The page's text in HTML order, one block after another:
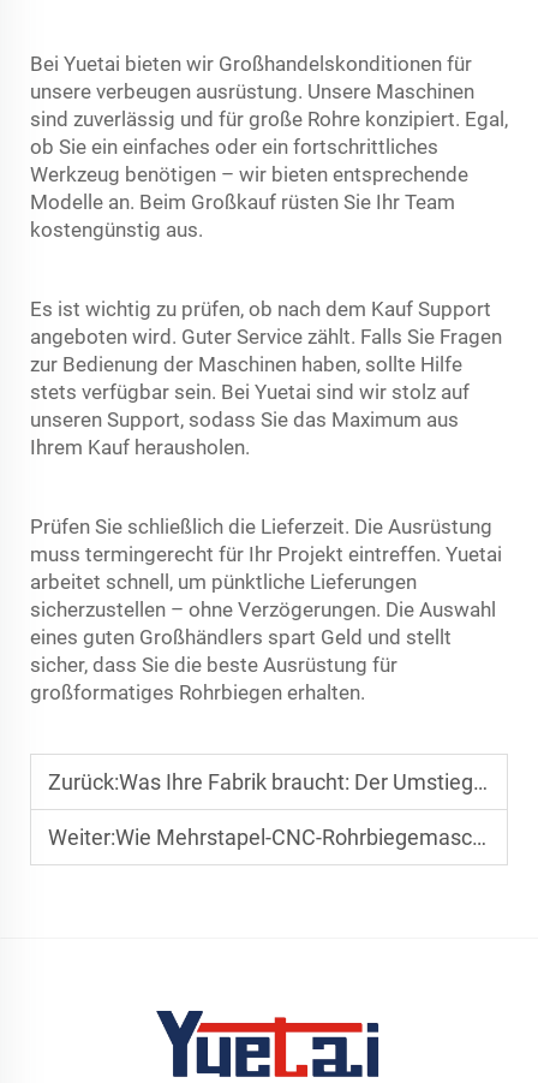
Bei Yuetai bieten wir Großhandelskonditionen für
unsere verbeugen ausrüstung. Unsere Maschinen
sind zuverlässig und für große Rohre konzipiert. Egal,
ob Sie ein einfaches oder ein fortschrittliches
Werkzeug benötigen – wir bieten entsprechende
Modelle an. Beim Großkauf rüsten Sie Ihr Team
kostengünstig aus.
Es ist wichtig zu prüfen, ob nach dem Kauf Support
angeboten wird. Guter Service zählt. Falls Sie Fragen
zur Bedienung der Maschinen haben, sollte Hilfe
stets verfügbar sein. Bei Yuetai sind wir stolz auf
unseren Support, sodass Sie das Maximum aus
Ihrem Kauf herausholen.
Prüfen Sie schließlich die Lieferzeit. Die Ausrüstung
muss termingerecht für Ihr Projekt eintreffen. Yuetai
arbeitet schnell, um pünktliche Lieferungen
sicherzustellen – ohne Verzögerungen. Die Auswahl
eines guten Großhändlers spart Geld und stellt
sicher, dass Sie die beste Ausrüstung für
großformatiges Rohrbiegen erhalten.
Zurück:Was Ihre Fabrik braucht: Der Umstieg von hydraulischen auf elektrische Rohrbiegemaschinen
Weiter:Wie Mehrstapel-CNC-Rohrbiegemaschinen Ihnen Stunden bei der Werkzeugwechselzeit sparen